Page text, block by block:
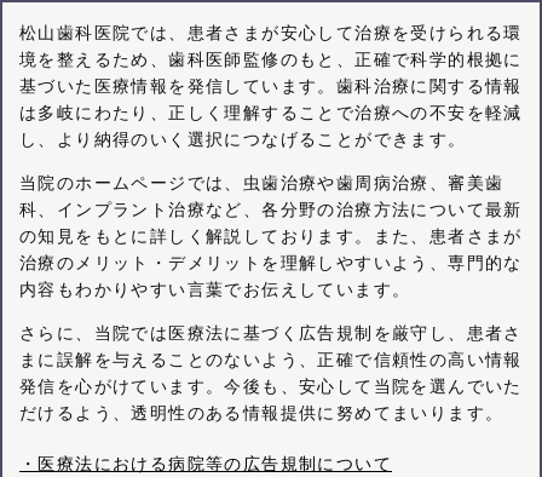
松山歯科医院では、患者さまが安心して治療を受けられる環
境を整えるため、歯科医師監修のもと、正確で科学的根拠に
基づいた医療情報を発信しています。歯科治療に関する情報
は多岐にわたり、正しく理解することで治療への不安を軽減
し、より納得のいく選択につなげることができます。
当院のホームページでは、虫歯治療や歯周病治療、審美歯
科、インプラント治療など、各分野の治療方法について最新
の知見をもとに詳しく解説しております。また、患者さまが
治療のメリット・デメリットを理解しやすいよう、専門的な
内容もわかりやすい言葉でお伝えしています。
さらに、当院では医療法に基づく広告規制を厳守し、患者さ
まに誤解を与えることのないよう、正確で信頼性の高い情報
発信を心がけています。今後も、安心して当院を選んでいた
だけるよう、透明性のある情報提供に努めてまいります。
・医療法における病院等の広告規制について